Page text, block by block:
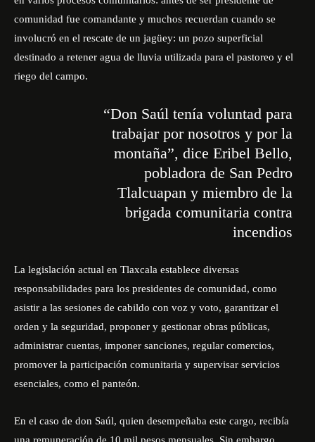
comunidad fue comandante y muchos recuerdan cuando se
involucró en el rescate de un jagüey: un pozo superficial
destinado a retener agua de lluvia utilizada para el pastoreo y el
riego del campo.
“Don Saúl tenía voluntad para
trabajar por nosotros y por la
montaña”, dice Eribel Bello,
pobladora de San Pedro
Tlalcuapan y miembro de la
brigada comunitaria contra
incendios
La legislación actual en Tlaxcala establece diversas
responsabilidades para los presidentes de comunidad, como
asistir a las sesiones de cabildo con voz y voto, garantizar el
orden y la seguridad, proponer y gestionar obras públicas,
administrar cuentas, imponer sanciones, regular comercios,
promover la participación comunitaria y supervisar servicios
esenciales, como el panteón.
En el caso de don Saúl, quien desempeñaba este cargo, recibía